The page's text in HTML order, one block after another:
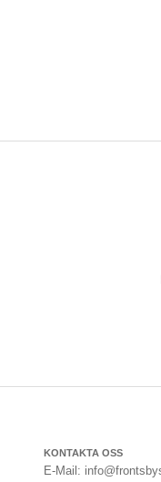
KONTAKTA OSS
E-Mail: